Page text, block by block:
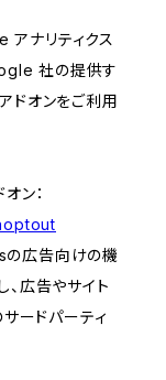
ナリティクス
社の提供す
ドオンをご利用
ン：
の広告向けの機
、広告やサイト
ードパーティ